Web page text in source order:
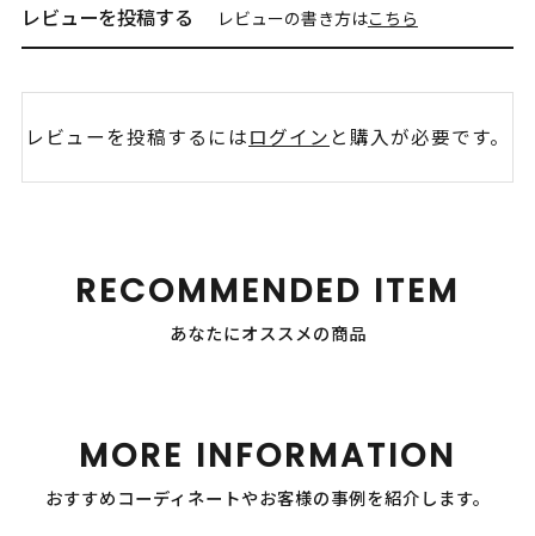
レビューを投稿する レビューの書き方はこちら
レビューを投稿するにはログイン と購入が必要です。
RECOMMENDED ITEM
あなたにオススメの商品
MORE INFORMATION
おすすめコーディネートやお客様の事例を紹介します。